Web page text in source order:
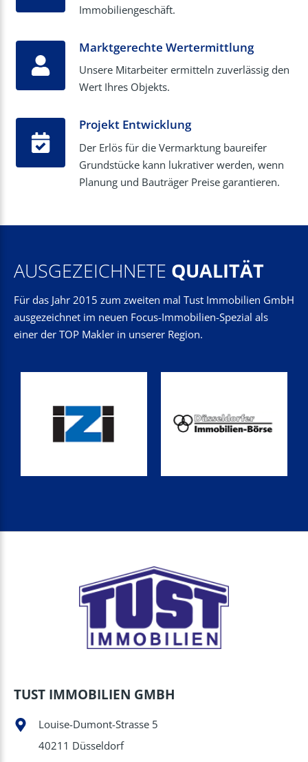
Immobiliengeschäft.
Marktgerechte Wertermittlung
Unsere Mitarbeiter ermitteln zuverlässig den
Wert Ihres Objekts.
Projekt Entwicklung
Der Erlös für die Vermarktung baureifer
Grundstücke kann lukrativer werden, wenn
Planung und Bauträger Preise garantieren.
AUSGEZEICHNETE QUALITÄT
Für das Jahr 2015 zum zweiten mal Tust Immobilien GmbH
ausgezeichnet im neuen Focus-Immobilien-Spezial als
einer der TOP Makler in unserer Region.
TUST IMMOBILIEN GMBH
Louise-Dumont-Strasse 5
40211 Düsseldorf